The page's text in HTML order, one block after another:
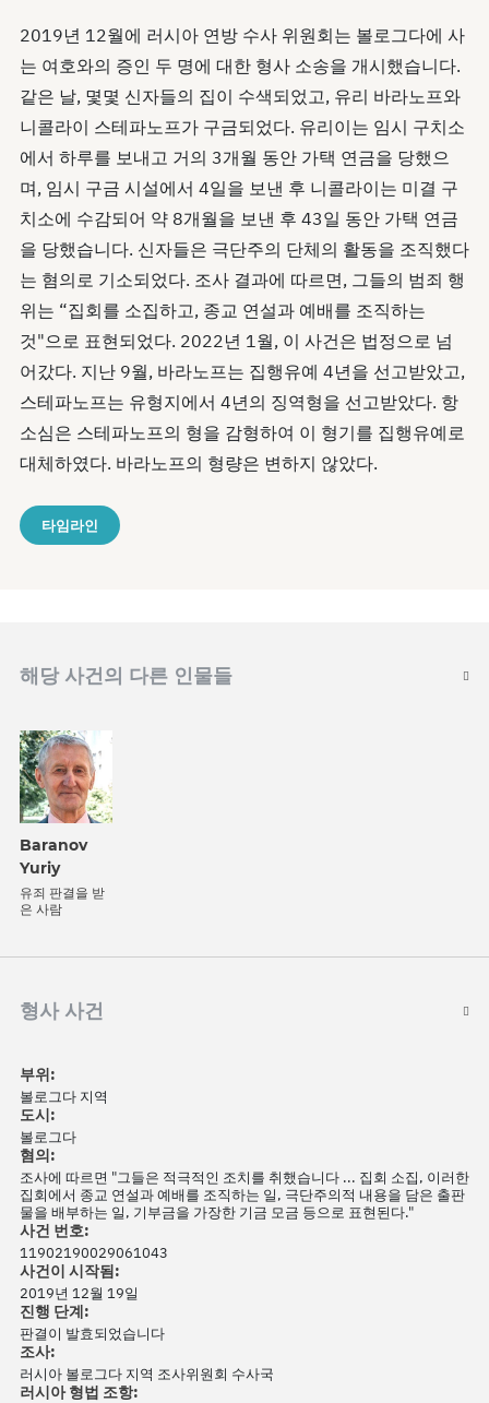
2019년 12월에 러시아 연방 수사 위원회는 볼로그다에 사
는 여호와의 증인 두 명에 대한 형사 소송을 개시했습니다.
같은 날, 몇몇 신자들의 집이 수색되었고, 유리 바라노프와
니콜라이 스테파노프가 구금되었다. 유리이는 임시 구치소
에서 하루를 보내고 거의 3개월 동안 가택 연금을 당했으
며, 임시 구금 시설에서 4일을 보낸 후 니콜라이는 미결 구
치소에 수감되어 약 8개월을 보낸 후 43일 동안 가택 연금
을 당했습니다. 신자들은 극단주의 단체의 활동을 조직했다
는 혐의로 기소되었다. 조사 결과에 따르면, 그들의 범죄 행
위는 “집회를 소집하고, 종교 연설과 예배를 조직하는
것"으로 표현되었다. 2022년 1월, 이 사건은 법정으로 넘
어갔다. 지난 9월, 바라노프는 집행유예 4년을 선고받았고,
스테파노프는 유형지에서 4년의 징역형을 선고받았다. 항
소심은 스테파노프의 형을 감형하여 이 형기를 집행유예로
대체하였다. 바라노프의 형량은 변하지 않았다.
타임라인
해당 사건의 다른 인물들
Baranov
Yuriy
유죄 판결을 받
은 사람
형사 사건
부위:
볼로그다 지역
도시:
볼로그다
혐의:
조사에 따르면 "그들은 적극적인 조치를 취했습니다 ... 집회 소집, 이러한
집회에서 종교 연설과 예배를 조직하는 일, 극단주의적 내용을 담은 출판
물을 배부하는 일, 기부금을 가장한 기금 모금 등으로 표현된다."
사건 번호:
11902190029061043
사건이 시작됨:
2019년 12월 19일
진행 단계:
판결이 발효되었습니다
조사:
러시아 볼로그다 지역 조사위원회 수사국
러시아 형법 조항: